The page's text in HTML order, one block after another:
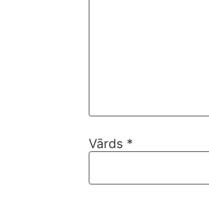
Vārds *